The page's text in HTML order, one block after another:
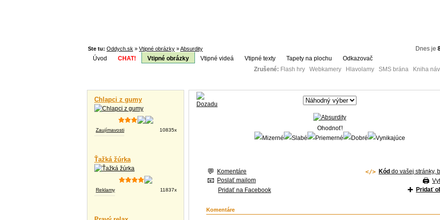
Ste tu: Oddych.sk » Vtipné obrázky »Absurdity Dnes je
Úvod
CHAT! Vtipné obrázky Vtipné videá Vtipné texty Tapety na plochu
Odkazovač
Zrušené: Flash hry Webkamery Hlavolamy SMS brána Kniha
Chlapci z gumy
Zaujímavosti 10835x
Ťažká žúrka
Reklamy 11837x
Ohodnoť!
Komentáre
Poslať mailom
Pridať na Facebook
Kód do vašej stránky,
Pridať
Komentáre